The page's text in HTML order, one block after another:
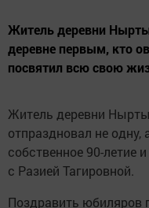
Житель деревни
деревне первым, кто
посвятил всю свою
Житель деревни
отпраздновал не
собственное 90-летие
с Разией Тагировной.
Поздравить юбиляров